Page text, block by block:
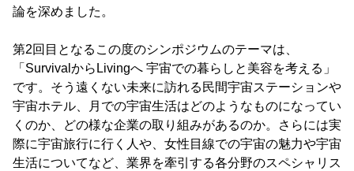
論を深めました。
第2回目となるこの度のシンポジウムのテーマは、
「SurvivalからLivingへ 宇宙での暮らしと美容を考える」
です。そう遠くない未来に訪れる民間宇宙ステーションや
宇宙ホテル、月での宇宙生活はどのようなものになってい
くのか、どの様な企業の取り組みがあるのか。さらには実
際に宇宙旅行に行く人や、女性目線での宇宙の魅力や宇宙
生活についてなど、業界を牽引する各分野のスペシャリス